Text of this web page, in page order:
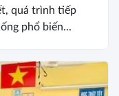
quá trình tiếp
phổ biến...